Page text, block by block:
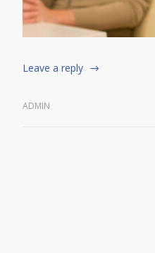
Leave a reply
ADMIN